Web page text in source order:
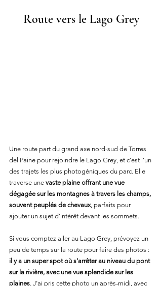
Route vers le Lago Grey
Une route part du grand axe nord-sud de Torres
del Paine pour rejoindre le Lago Grey, et c’est l’un
des trajets les plus photogéniques du parc. Elle
traverse une vaste plaine offrant une vue
dégagée sur les montagnes à travers les champs,
souvent peuplés de chevaux , parfaits pour
ajouter un sujet d’intérêt devant les sommets.
Si vous comptez aller au Lago Grey, prévoyez un
peu de temps sur la route pour faire des photos :
il y a un super spot où s’arrêter au niveau du pont
sur la rivière, avec une vue splendide sur les
plaines. J’ai pris cette photo un après-midi, avec